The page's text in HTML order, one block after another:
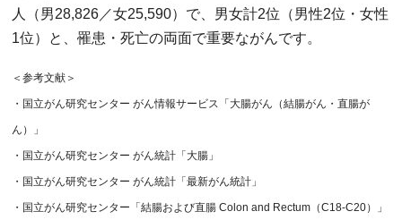
人（男28,826／女25,590）で、男女計2位（男性2位・女性
1位）と、罹患・死亡の両面で重要ながんです。
＜参考文献＞
・国立がん研究センター がん情報サービス「大腸がん（結腸がん・直腸が
ん）」
・国立がん研究センター がん統計「大腸」
・国立がん研究センター がん統計「最新がん統計」
・国立がん研究センター「結腸および直腸 Colon and Rectum（C18-C20）」